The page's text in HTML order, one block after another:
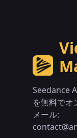
Seedance
を無料でオ
メール: